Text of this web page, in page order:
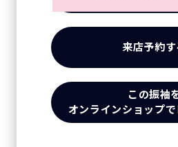
来店予約す
この振袖
オンラインショップ